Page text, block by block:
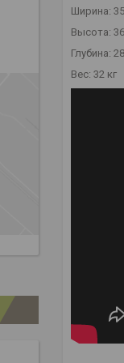
Ширина:
Высота:
Глубина:
Вес: 32 кг